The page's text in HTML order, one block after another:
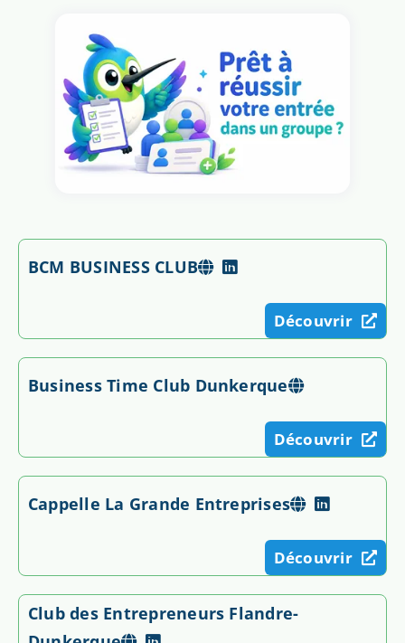
BCM BUSINESS CLUB
Découvrir
Business Time Club Dunkerque
Découvrir
Cappelle La Grande Entreprises
Découvrir
Club des Entrepreneurs Flandre-